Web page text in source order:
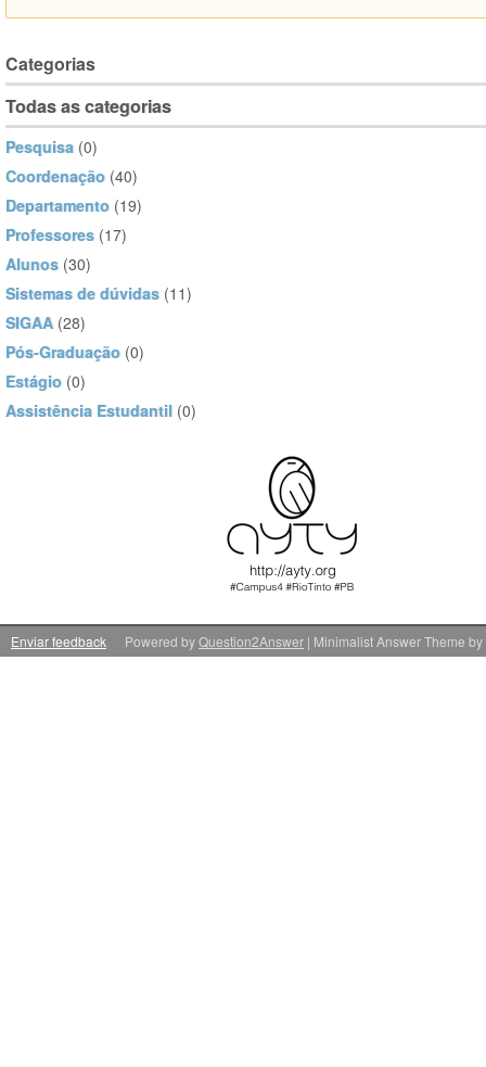
Categorias
Todas as categorias
Pesquisa (0)
Coordenação (40)
Departamento (19)
Professores (17)
Alunos (30)
Sistemas de dúvidas (11)
SIGAA (28)
Pós-Graduação (0)
Estágio (0)
Assistência Estudantil (0)
Enviar feedback | Minimalist Answer Theme by
Powered byQuestion2Answer